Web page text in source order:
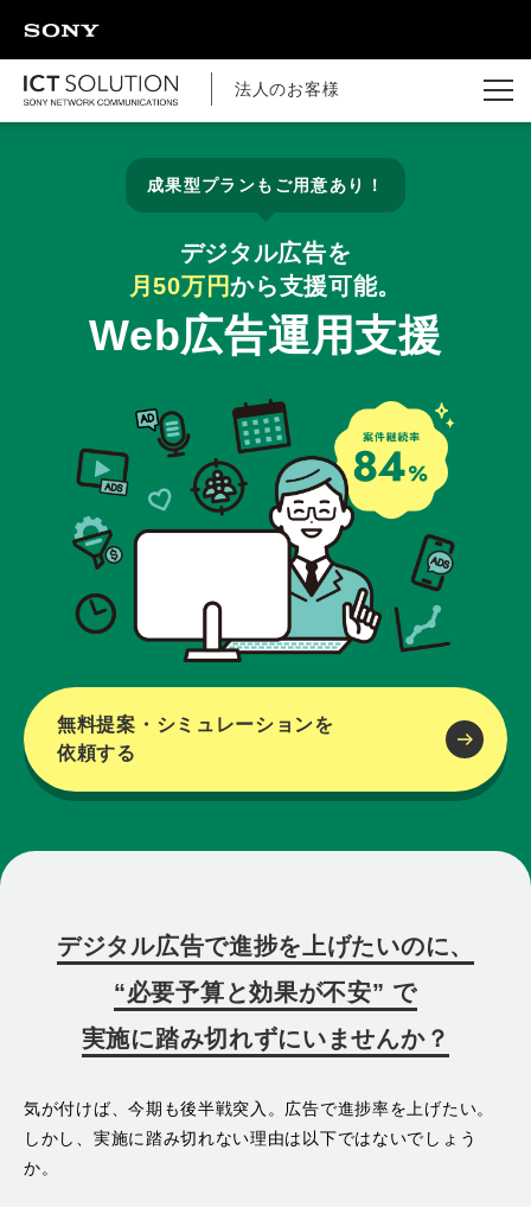
法人のお客様
成果型プランもご用意あり！
デジタル広告を
月50万円から支援可能。
Web広告運用支援
無料提案・シミュレーションを
依頼する
デジタル広告で進捗を上げたいのに、
“必要予算と効果が不安” で
実施に踏み切れずにいませんか？
気が付けば、今期も後半戦突入。広告で進捗率を上げたい。
しかし、実施に踏み切れない理由は以下ではないでしょう
か。